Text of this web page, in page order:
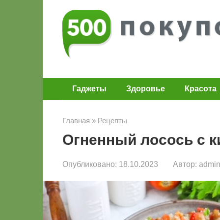
Гаджеты Здоровье Красота
Главная » Рецепты
Огненный лосось с
Опубликовано: 18.10.2023 Автор: admin